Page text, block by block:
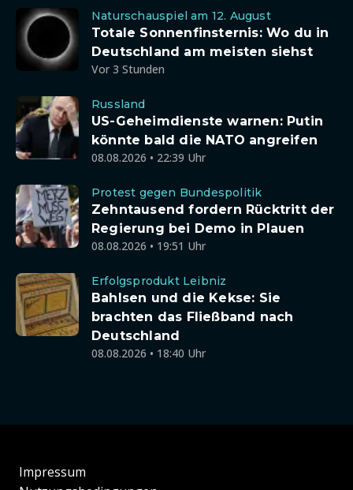
Naturschauspiel am 12. August
Totale Sonnenfinsternis: Wo du in
Deutschland am meisten siehst
Vor 3 Stunden
Russland
US-Geheimdienste warnen: Putin
könnte bald die NATO angreifen
08.08.2026 • 22:39 Uhr
Protest gegen Bundespolitik
Zehntausend fordern Rücktritt der
Regierung bei Demo in Plauen
08.08.2026 • 19:51 Uhr
Erfolgsprodukt Leibniz
Bahlsen und die Kekse: Sie
brachten das Fließband nach
Deutschland
08.08.2026 • 18:40 Uhr
Impressum